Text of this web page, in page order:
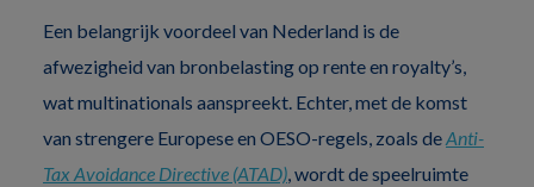
Een belangrijk voordeel van Nederland is de
afwezigheid van bronbelasting op rente en royalty’s,
wat multinationals aanspreekt. Echter, met de komst
van strengere Europese en OESO-regels, zoals deAnti-
Tax Avoidance Directive (ATAD), wordt de speelruimte